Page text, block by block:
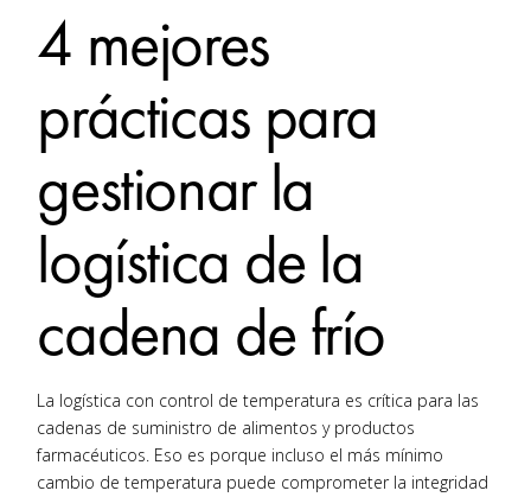
4 mejores
prácticas para
gestionar la
logística de la
cadena de frío
La logística con control de temperatura es crítica para las
cadenas de suministro de alimentos y productos
farmacéuticos. Eso es porque incluso el más mínimo
cambio de temperatura puede comprometer la integridad